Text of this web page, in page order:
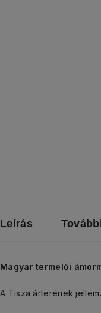
Leírás
Magyar termelői
A Tisza árterének